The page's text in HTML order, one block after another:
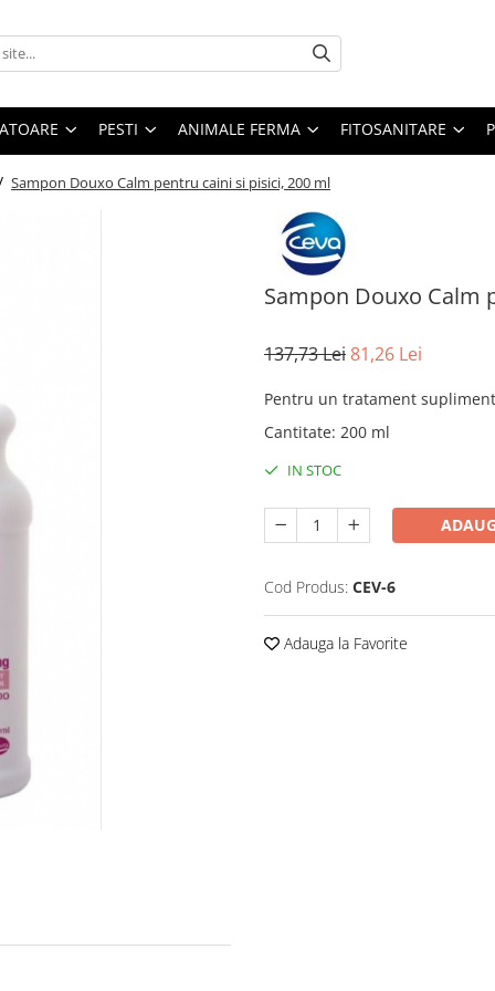
PESTI ANIMALE FERMA FITOSANITARE
Sampon Douxo Calm pentru caini si pisici, 200 ml
Sampon Douxo Calm
137,73 Lei81,26 Lei
Pentru un tratament
Cantitate: 200 ml
IN STOC
Cod Produs: CEV-6
Adauga la Favorite